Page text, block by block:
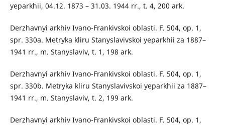
yeparkhii, 04.12. 1873 – 31.03. 1944 rr., t. 4, 200 ark.
Derzhavnyi arkhiv Ivano-Frankivskoi oblasti. F. 504, op. 1,
spr. 330a. Metryka kliru Stanyslavivskoi yeparkhii za 1887–
1941 rr., m. Stanyslaviv, t. 1, 198 ark.
Derzhavnyi arkhiv Ivano-Frankivskoi oblasti. F. 504, op. 1,
spr. 330b. Metryka kliru Stanyslavivskoi yeparkhii za 1887–
1941 rr., m. Stanyslaviv, t. 2, 199 ark.
Derzhavnyi arkhiv Ivano-Frankivskoi oblasti. F. 504, op. 1,